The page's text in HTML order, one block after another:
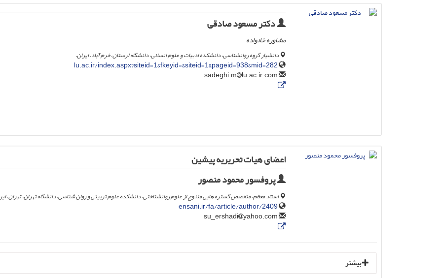
دکتر مسعود صادقی
مشاوره خانواده
دانشیار گروه روانشناسی، دانشکده ادبیات و علوم انسانی، دانشگاه لرستان، خرم آباد، ایران.
lu.ac.ir/index.aspx?siteid=1&fkeyid=&siteid=1&pageid=938&mid=282
lu.ac.ir.com
اعضای هیات تحریریه پیشین
پروفسور محمود منصور
استاد معظم، متخصص گستره هایی متنوع از علوم روانشناختی، دانشکده علوم تربیتی و روان شناسی، دانشگاه تهران، تهران،
ensani.ir/fa/article/author/2409
yahoo.com
بیشتر